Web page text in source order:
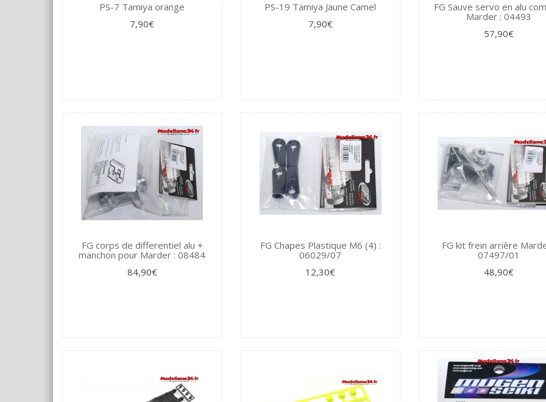
PS-7 Tamiya orange
7,90€
PS-19 Tamiya Jaune Camel
7,90€
FG Sauve servo en alu
Marder : 04493
57,90€
FG corps de differentiel alu +
manchon pour Marder : 08484
84,90€
FG Chapes Plastique M6 (4) :
06029/07
12,30€
FG kit frein arrière
07497/01
48,90€